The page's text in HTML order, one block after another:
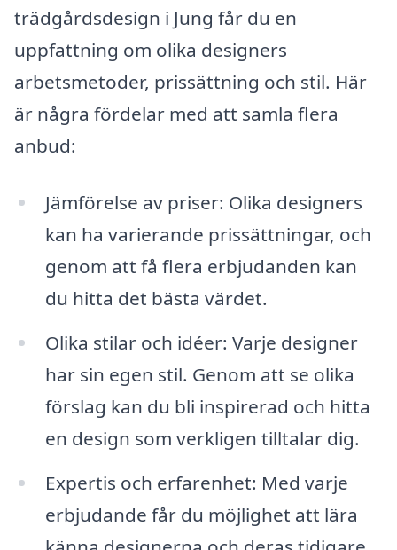
trädgårdsdesign i Jung får du en
uppfattning om olika designers
arbetsmetoder, prissättning och stil. Här
är några fördelar med att samla flera
anbud:
Jämförelse av priser: Olika designers
kan ha varierande prissättningar, och
genom att få flera erbjudanden kan
du hitta det bästa värdet.
Olika stilar och idéer: Varje designer
har sin egen stil. Genom att se olika
förslag kan du bli inspirerad och hitta
en design som verkligen tilltalar dig.
Expertis och erfarenhet: Med varje
erbjudande får du möjlighet att lära